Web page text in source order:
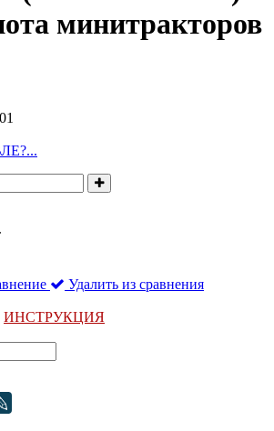
минитракторов
Удалить из сравнения
ИНСТРУКЦИЯ